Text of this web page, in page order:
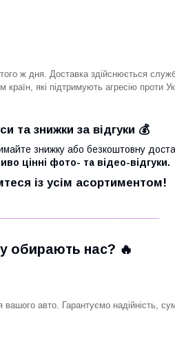
ж дня. Доставка здійснюється
які підтримують агресію проти
та знижки за відгуки 💰
знижку або безкоштовну
цінні фото- та відео-відгуки.
із усім асортиментом!
обирають нас? 🔥
авто. Гарантуємо надійність,